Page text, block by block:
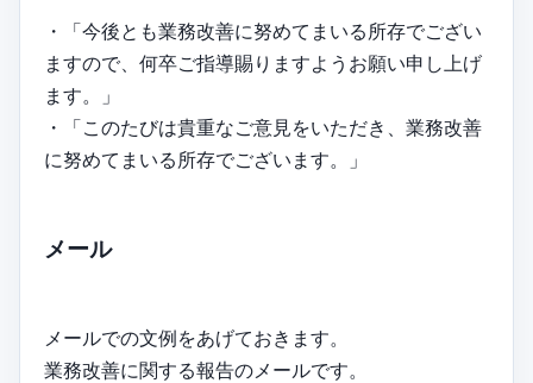
・「今後とも業務改善に努めてまいる所存でござい
ますので、何卒ご指導賜りますようお願い申し上げ
ます。」
・「このたびは貴重なご意見をいただき、業務改善
に努めてまいる所存でございます。」
メール
メールでの文例をあげておきます。
業務改善に関する報告のメールです。